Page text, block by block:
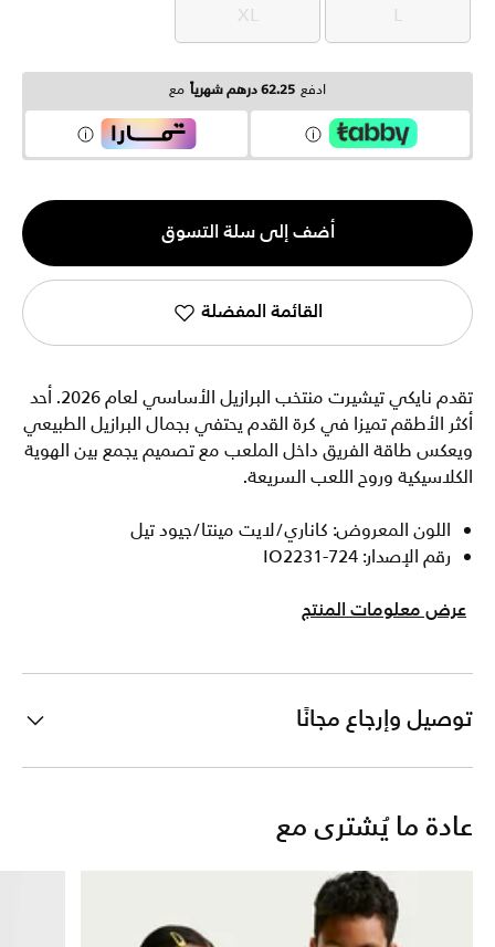
L
L
XL
XL
ادفع 62.25 درهم شهرياً مع
الكمية
1
أضف إلى سلة التسوق
القائمة المفضلة
تقدم نايكي تيشيرت منتخب البرازيل الأساسي لعام 2026. أحد
أكثر الأطقم تميزا في كرة القدم يحتفي بجمال البرازيل الطبيعي
ويعكس طاقة الفريق داخل الملعب مع تصميم يجمع بين الهوية
الكلاسيكية وروح اللعب السريعة.
اللون المعروض: كاناري/لايت مينتا/جيود تيل
رقم الإصدار: IO2231-724
عرض معلومات المنتج
توصيل وإرجاع مجانًا
عادة ما يُشترى مع